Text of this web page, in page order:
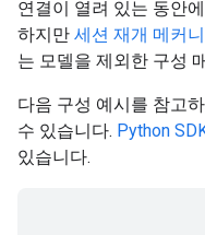
연결이 열려 있는 동안
하지만 세션 재개 메커
는 모델을 제외한 구성
다음 구성 예시를 참고
수 있습니다. Python
있습니다.